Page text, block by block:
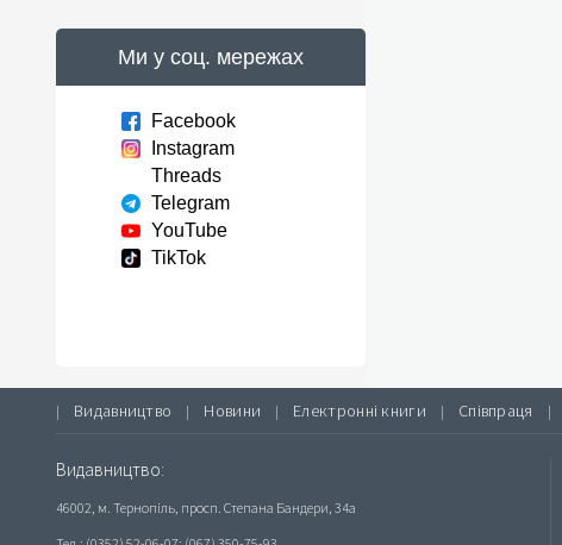
Ми у соц. мережах
Facebook
Instagram
Threads
Telegram
YouTube
TikTok
| Видавництво | Новини | Електронні книги | Співпраця |
Видавництво:
46002, м. Тернопіль, просп. Степана Бандери, 34а